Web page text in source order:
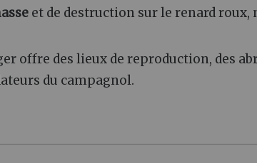
et de destruction sur le renard
offre des lieux de reproduction, des
du campagnol.